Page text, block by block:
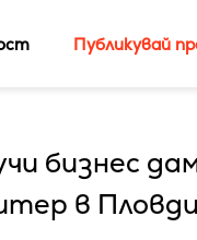
Публикувай
бизнес
в